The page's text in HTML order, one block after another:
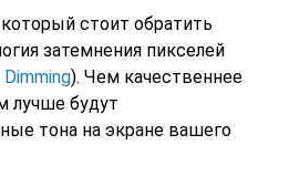
стоит обратить
затемнения пикселей
Dimming). Чем качественнее
лучше будут
тона на экране вашего